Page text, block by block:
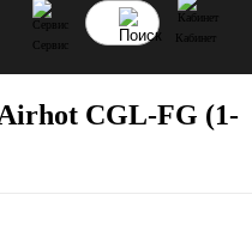
Сервис
Кабинет
CGL-FG (1-